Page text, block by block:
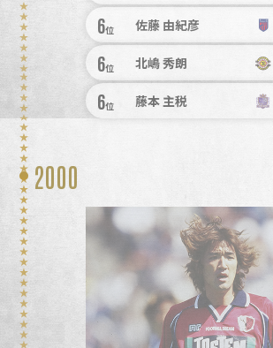
6位 佐藤 由紀彦
6位 北嶋 秀朗
6位 藤本 主税
2000